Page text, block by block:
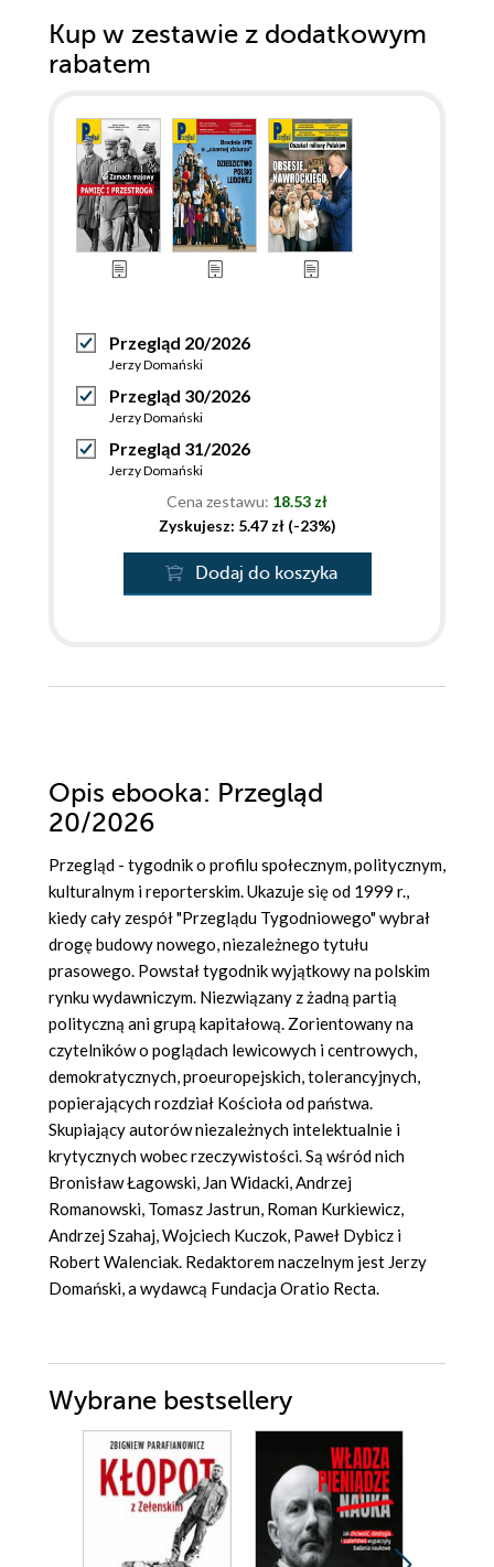
Kup w zestawie z dodatkowym
rabatem
Przegląd 20/2026
Jerzy Domański
Przegląd 30/2026
Jerzy Domański
Przegląd 31/2026
Jerzy Domański
Cena zestawu: 18.53 zł
Zyskujesz: 5.47 zł (-23%)
Dodaj do koszyka
Opis ebooka: Przegląd
20/2026
Przegląd - tygodnik o profilu społecznym, politycznym,
kulturalnym i reporterskim. Ukazuje się od 1999 r.,
kiedy cały zespół "Przeglądu Tygodniowego" wybrał
drogę budowy nowego, niezależnego tytułu
prasowego. Powstał tygodnik wyjątkowy na polskim
rynku wydawniczym. Niezwiązany z żadną partią
polityczną ani grupą kapitałową. Zorientowany na
czytelników o poglądach lewicowych i centrowych,
demokratycznych, proeuropejskich, tolerancyjnych,
popierających rozdział Kościoła od państwa.
Skupiający autorów niezależnych intelektualnie i
krytycznych wobec rzeczywistości. Są wśród nich
Bronisław Łagowski, Jan Widacki, Andrzej
Romanowski, Tomasz Jastrun, Roman Kurkiewicz,
Andrzej Szahaj, Wojciech Kuczok, Paweł Dybicz i
Robert Walenciak. Redaktorem naczelnym jest Jerzy
Domański, a wydawcą Fundacja Oratio Recta.
Wybrane bestsellery